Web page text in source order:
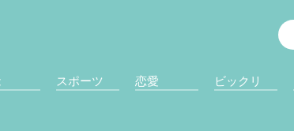
スポーツ 恋愛 ビックリ